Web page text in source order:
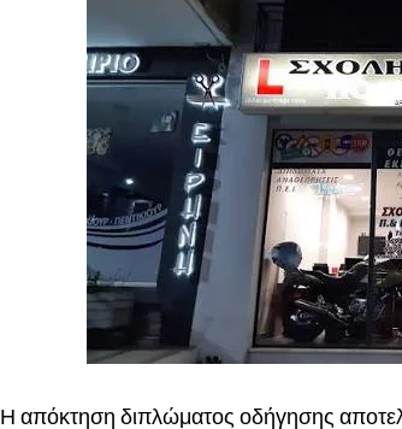
Η απόκτηση διπλώματος οδήγησης